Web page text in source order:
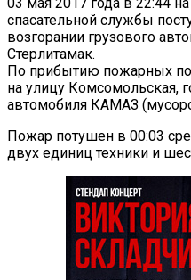
спасательной службы
возгорании грузового
Стерлитамак.
По прибытию пожарных
на улицу Комсомольская,
автомобиля КАМАЗ
Пожар потушен в 00:03
двух единиц техники и